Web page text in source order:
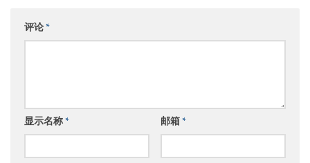
评论*
显示名称* 邮箱*